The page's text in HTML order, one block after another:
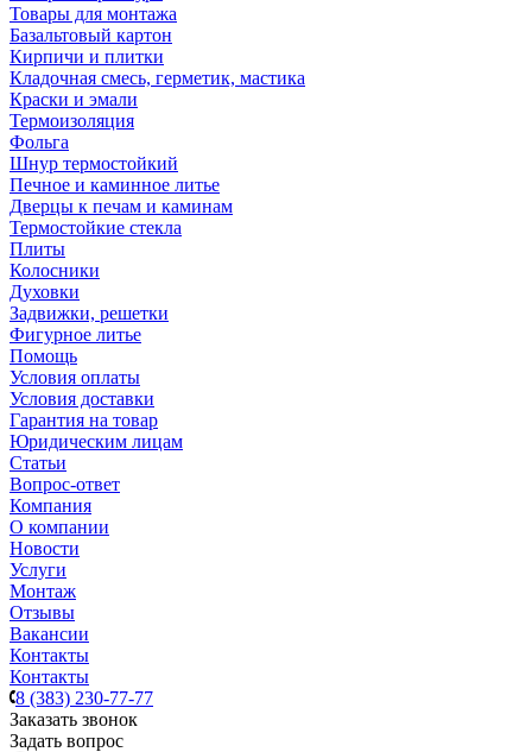
Товары для монтажа
Базальтовый картон
Кирпичи и плитки
Кладочная смесь, герметик, мастика
Краски и эмали
Термоизоляция
Фольга
Шнур термостойкий
Печное и каминное литье
Дверцы к печам и каминам
Термостойкие стекла
Плиты
Колосники
Духовки
Задвижки, решетки
Фигурное литье
Помощь
Условия оплаты
Условия доставки
Гарантия на товар
Юридическим лицам
Статьи
Вопрос-ответ
Компания
О компании
Новости
Услуги
Монтаж
Отзывы
Вакансии
Контакты
Контакты
8 (383) 230-77-77
Заказать звонок
Задать вопрос